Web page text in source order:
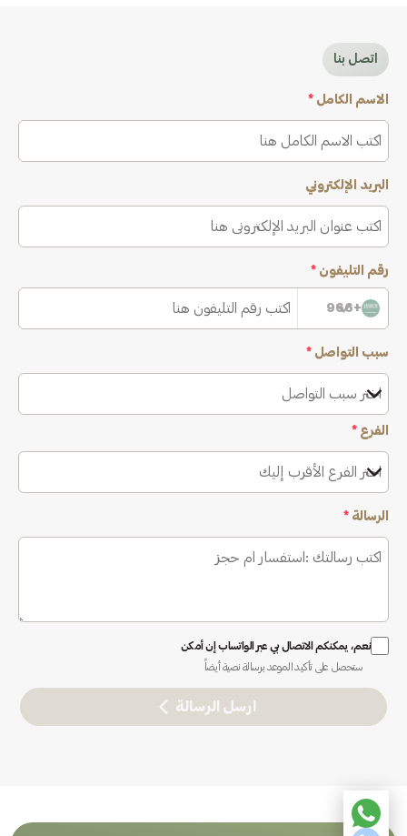
اتصل بنا
الاسم الكامل *
البريد الإلكتروني
رقم التليفون *
+966
سبب التواصل *
اختر سبب التواصل
الفرع *
اختر الفرع الأقرب إليك
الرسالة *
نعم، يمكنكم الاتصال بي عبر الواتساب إن أمكن
ستحصل على تأكيد الموعد برسالة نصية أيضاً
ارسل الرسالة